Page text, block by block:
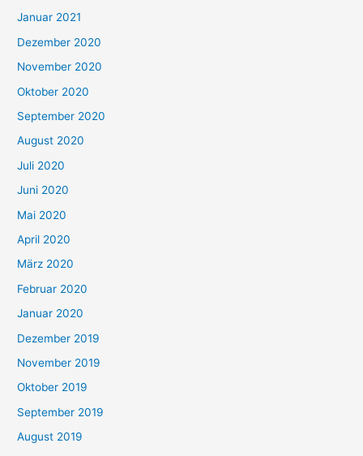
Januar 2021
Dezember 2020
November 2020
Oktober 2020
September 2020
August 2020
Juli 2020
Juni 2020
Mai 2020
April 2020
März 2020
Februar 2020
Januar 2020
Dezember 2019
November 2019
Oktober 2019
September 2019
August 2019